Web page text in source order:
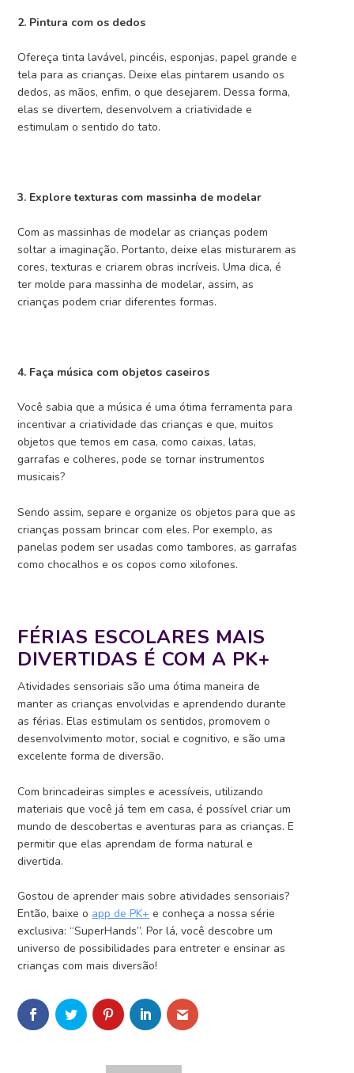
2. Pintura com os dedos
Ofereça tinta lavável, pincéis, esponjas, papel grande e
tela para as crianças. Deixe elas pintarem usando os
dedos, as mãos, enfim, o que desejarem. Dessa forma,
elas se divertem, desenvolvem a criatividade e
estimulam o sentido do tato.
3. Explore texturas com massinha de modelar
Com as massinhas de modelar as crianças podem
soltar a imaginação. Portanto, deixe elas misturarem as
cores, texturas e criarem obras incríveis. Uma dica, é
ter molde para massinha de modelar, assim, as
crianças podem criar diferentes formas.
4. Faça música com objetos caseiros
Você sabia que a música é uma ótima ferramenta para
incentivar a criatividade das crianças e que, muitos
objetos que temos em casa, como caixas, latas,
garrafas e colheres, pode se tornar instrumentos
musicais?
Sendo assim, separe e organize os objetos para que as
crianças possam brincar com eles. Por exemplo, as
panelas podem ser usadas como tambores, as garrafas
como chocalhos e os copos como xilofones.
FÉRIAS ESCOLARES MAIS
DIVERTIDAS É COM A PK+
Atividades sensoriais são uma ótima maneira de
manter as crianças envolvidas e aprendendo durante
as férias. Elas estimulam os sentidos, promovem o
desenvolvimento motor, social e cognitivo, e são uma
excelente forma de diversão.
Com brincadeiras simples e acessíveis, utilizando
materiais que você já tem em casa, é possível criar um
mundo de descobertas e aventuras para as crianças. E
permitir que elas aprendam de forma natural e
divertida.
Gostou de aprender mais sobre atividades sensoriais?
Então, baixe o app de PK+ e conheça a nossa série
exclusiva: “SuperHands”. Por lá, você descobre um
universo de possibilidades para entreter e ensinar as
crianças com mais diversão!